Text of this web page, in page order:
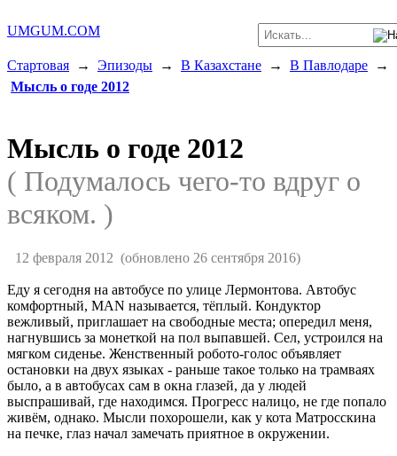
UMGUM.COM
Стартовая → Эпизоды → В Казахстане → В Павлодаре →
Мысль о годе 2012
Мысль о годе 2012
( Подумалось чего-то вдруг о
всяком. )
12 февраля 2012 (обновлено 26 сентября 2016)
Еду я сегодня на автобусе по улице Лермонтова. Автобус
комфортный, MAN называется, тёплый. Кондуктор
вежливый, приглашает на свободные места; опередил меня,
нагнувшись за монеткой на пол выпавшей. Сел, устроился на
мягком сиденье. Женственный робото-голос объявляет
остановки на двух языках - раньше такое только на трамваях
было, а в автобусах сам в окна глазей, да у людей
выспрашивай, где находимся. Прогресс налицо, не где попало
живём, однако. Мысли похорошели, как у кота Матросскина
на печке, глаз начал замечать приятное в окружении.